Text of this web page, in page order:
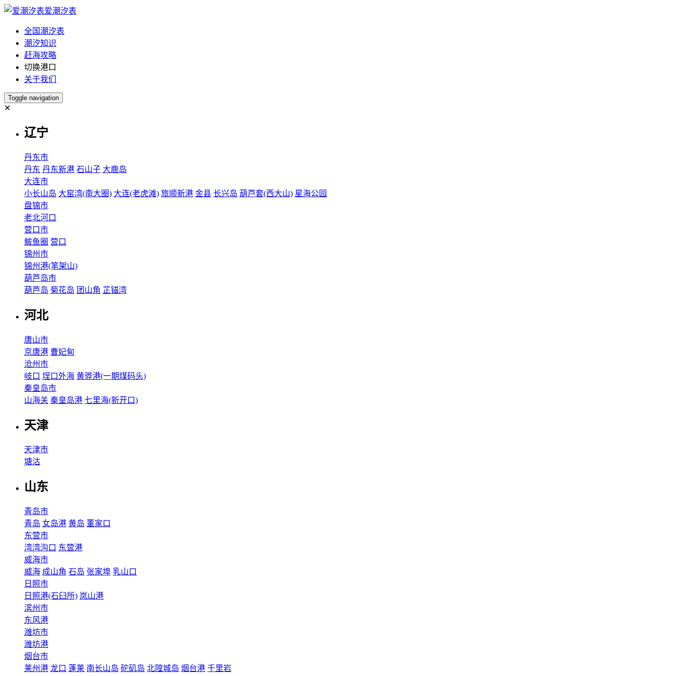
爱潮汐表
全国潮汐表
潮汐知识
赶海攻略
切换港口
关于我们
Toggle navigation
✕
辽宁
丹东市
丹东 丹东新港 石山子 大鹿岛
大连市
小长山岛 大窑湾(南大圈) 大连(老虎滩) 旅顺新港 金县 长兴岛 葫芦套(西大山) 星海公园
盘锦市
老北河口
营口市
鲅鱼圈 营口
锦州市
锦州港(笔架山)
葫芦岛市
葫芦岛 菊花岛 团山角 芷锚湾
河北
唐山市
京唐港 曹妃甸
沧州市
岐口 埕口外海 黄骅港(一期煤码头)
秦皇岛市
山海关 秦皇岛港 七里海(新开口)
天津
天津市
塘沽
山东
青岛市
青岛 女岛港 黄岛 董家口
东营市
湾湾沟口 东营港
威海市
威海 成山角 石岛 张家埠 乳山口
日照市
日照港(石臼所) 岚山港
滨州市
东风港
潍坊市
潍坊港
烟台市
莱州港 龙口 蓬莱 南长山岛 砣矶岛 北隍城岛 烟台港 千里岩